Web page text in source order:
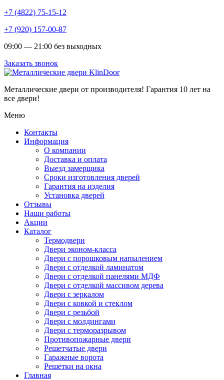
+7 (4822) 75-15-12
+7 (920) 157-00-87
09:00 — 21:00 без выходных
Заказать звонок
Металлические двери от производителя! Гарантия 10 лет на
все двери!
Меню
Контакты
Информация
О компании
Доставка и оплата
Выезд замерщика
Сроки изготовления дверей
Гарантия на изделия
Установка дверей
Отзывы
Наши работы
Акции
Каталог
Термодвери
Двери эконом-класса
Двери с порошковым напылением
Двери с отделкой ламинатом
Двери с отделкой панелями МДФ
Двери с отделкой массивом дерева
Двери с зеркалом
Двери с ковкой и стеклом
Двери с резьбой
Двери с молдингами
Двери с терморазрывом
Противопожарные двери
Решетчатые двери
Гаражные ворота
Решетки на окна
Главная